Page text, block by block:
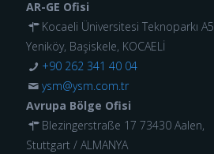
AR-GE Ofisi
Kocaeli Üniversitesi Teknoparkı A5
Yeniköy, Başiskele, KOCAELİ
+90 262 341 40 04
ysm@ysm.com.tr
Avrupa Bölge Ofisi
Blezingerstraße 17 73430 Aalen,
Stuttgart / ALMANYA